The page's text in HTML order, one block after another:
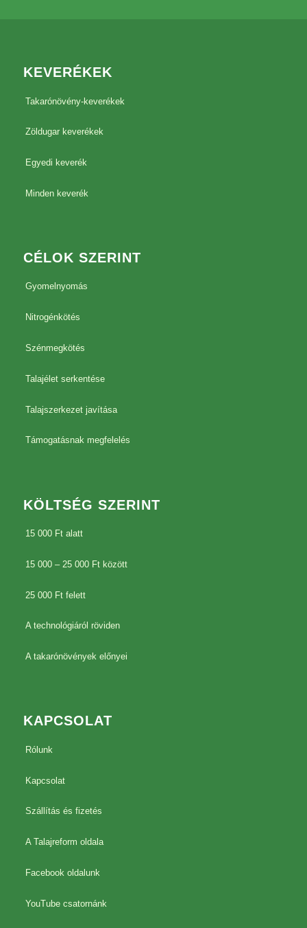
KEVERÉKEK
Takarónövény-keverékek
Zöldugar keverékek
Egyedi keverék
Minden keverék
CÉLOK SZERINT
Gyomelnyomás
Nitrogénkötés
Szénmegkötés
Talajélet serkentése
Talajszerkezet javítása
Támogatásnak megfelelés
KÖLTSÉG SZERINT
15 000 Ft alatt
15 000 – 25 000 Ft között
25 000 Ft felett
A technológiáról röviden
A takarónövények előnyei
KAPCSOLAT
Rólunk
Kapcsolat
Szállítás és fizetés
A Talajreform oldala
Facebook oldalunk
YouTube csatornánk